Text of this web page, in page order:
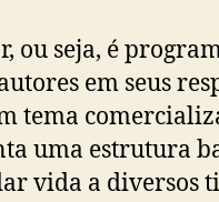
ou seja, é
em seus
tema
uma estrutura
vida a diversos